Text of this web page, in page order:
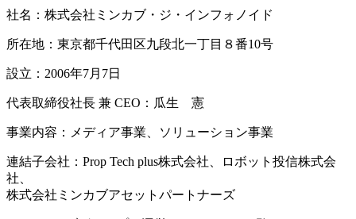
社名：株式会社ミンカブ・ジ・インフォノイド
所在地：東京都千代田区九段北一丁目８番10号
設立：2006年7月7日
代表取締役社長 兼 CEO：瓜生 憲
事業内容：メディア事業、ソリューション事業
連結子会社：Prop Tech plus株式会社、ロボット投信株式会
社、
株式会社ミンカブアセットパートナーズ